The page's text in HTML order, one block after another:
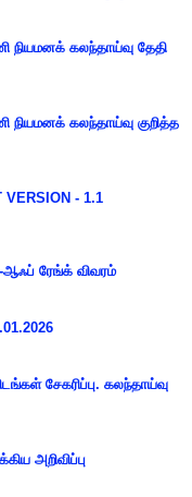
நியமனக் கலந்தாய்வு தேதி
நியமனக் கலந்தாய்வு குறித்த
VERSION - 1.1
ஆஃப் ரேங்க் விவரம்
சேகரிப்பு. கலந்தாய்வு
அறிவிப்பு